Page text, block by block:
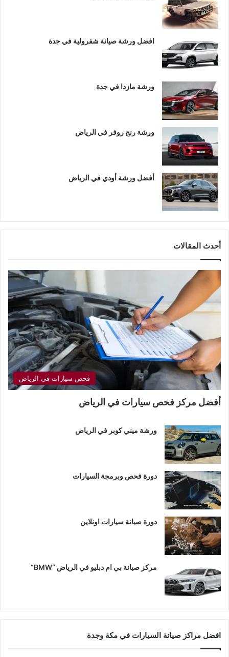
افضل ورشة صيانة شفرولية في جدة
ورشة مازدا في جدة
ورشة رنج روفر في الرياض
أفضل ورشة أودي في الرياض
أحدث المقالات
فحص سيارات في الرياض
أفضل مركز فحص سيارات في الرياض
ورشة ميني كوبر في الرياض
دورة فحص وبرمجة السيارات
دورة صيانة سيارات اونلاين
مركز صيانة بي ام دبليو في الرياض “BMW”
افضل مراكز صيانة السيارات في مكة وجدة